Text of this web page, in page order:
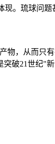
。琉球问题
物，从而只
破21世纪"